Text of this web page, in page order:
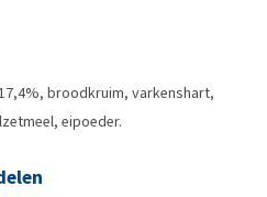
broodkruim, varkenshart,
eipoeder.